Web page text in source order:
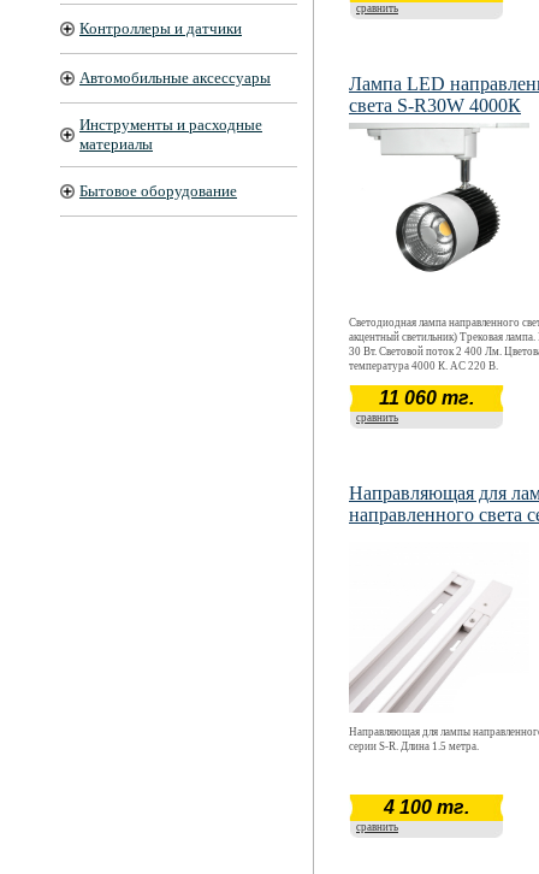
Контроллеры и датчики
Автомобильные аксессуары
Инструменты и расходные
материалы
Бытовое оборудование
сравнить
Лампа LED
света S-R30W 4000К
Светодиодная лампа направленного
акцентный светильник) Трековая
30 Вт. Световой поток 2 400 Лм.
температура 4000 К. АС 220 В.
11 060 тг.
сравнить
Направляющая для
направленного света
Направляющая для лампы
серии S-R. Длина 1.5 метра.
4 100 тг.
сравнить